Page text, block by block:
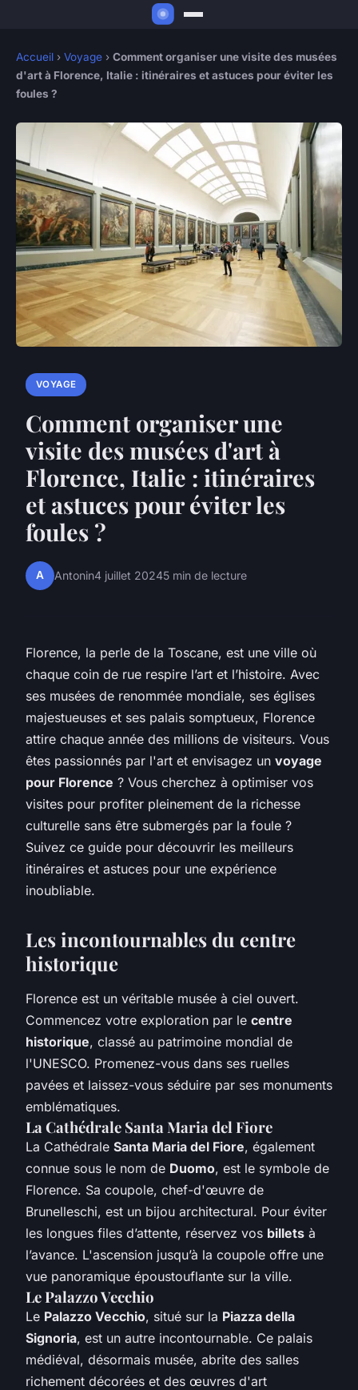
Accueil › Voyage › Comment organiser une visite des musées
d'art à Florence, Italie : itinéraires et astuces pour éviter les
foules ?
VOYAGE
Comment organiser une
visite des musées d'art à
Florence, Italie : itinéraires
et astuces pour éviter les
foules ?
A Antonin4 juillet 20245 min de lecture
Florence, la perle de la Toscane, est une ville où
chaque coin de rue respire l’art et l’histoire. Avec
ses musées de renommée mondiale, ses églises
majestueuses et ses palais somptueux, Florence
attire chaque année des millions de visiteurs. Vous
êtes passionnés par l'art et envisagez un voyage
pour Florence ? Vous cherchez à optimiser vos
visites pour profiter pleinement de la richesse
culturelle sans être submergés par la foule ?
Suivez ce guide pour découvrir les meilleurs
itinéraires et astuces pour une expérience
inoubliable.
Les incontournables du centre
historique
Florence est un véritable musée à ciel ouvert.
Commencez votre exploration par le centre
historique, classé au patrimoine mondial de
l'UNESCO. Promenez-vous dans ses ruelles
pavées et laissez-vous séduire par ses monuments
emblématiques.
La Cathédrale Santa Maria del Fiore
La Cathédrale Santa Maria del Fiore, également
connue sous le nom de Duomo, est le symbole de
Florence. Sa coupole, chef-d'œuvre de
Brunelleschi, est un bijou architectural. Pour éviter
les longues files d’attente, réservez vos billets à
l’avance. L'ascension jusqu’à la coupole offre une
vue panoramique époustouflante sur la ville.
Le Palazzo Vecchio
Le Palazzo Vecchio, situé sur la Piazza della
Signoria, est un autre incontournable. Ce palais
médiéval, désormais musée, abrite des salles
richement décorées et des œuvres d'art